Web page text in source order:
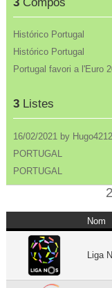
Histórico Portugal
Histórico Portugal
Portugal favori a l'Euro
3Listes
16/02/2021 by Hugo4212
PORTUGAL
PORTUGAL
Nom
Liga